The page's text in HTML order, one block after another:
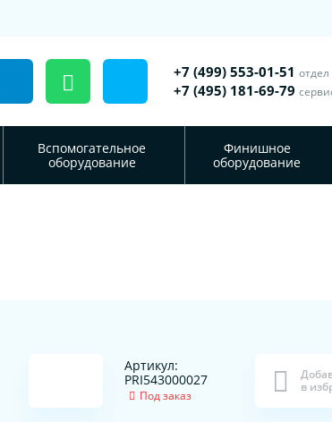
+7 (499) 553-01-51
+7 (495) 181-69-79
Вспомогательное
оборудование
Финишное
оборудование
Артикул:
PRI543000027
Под заказ
в